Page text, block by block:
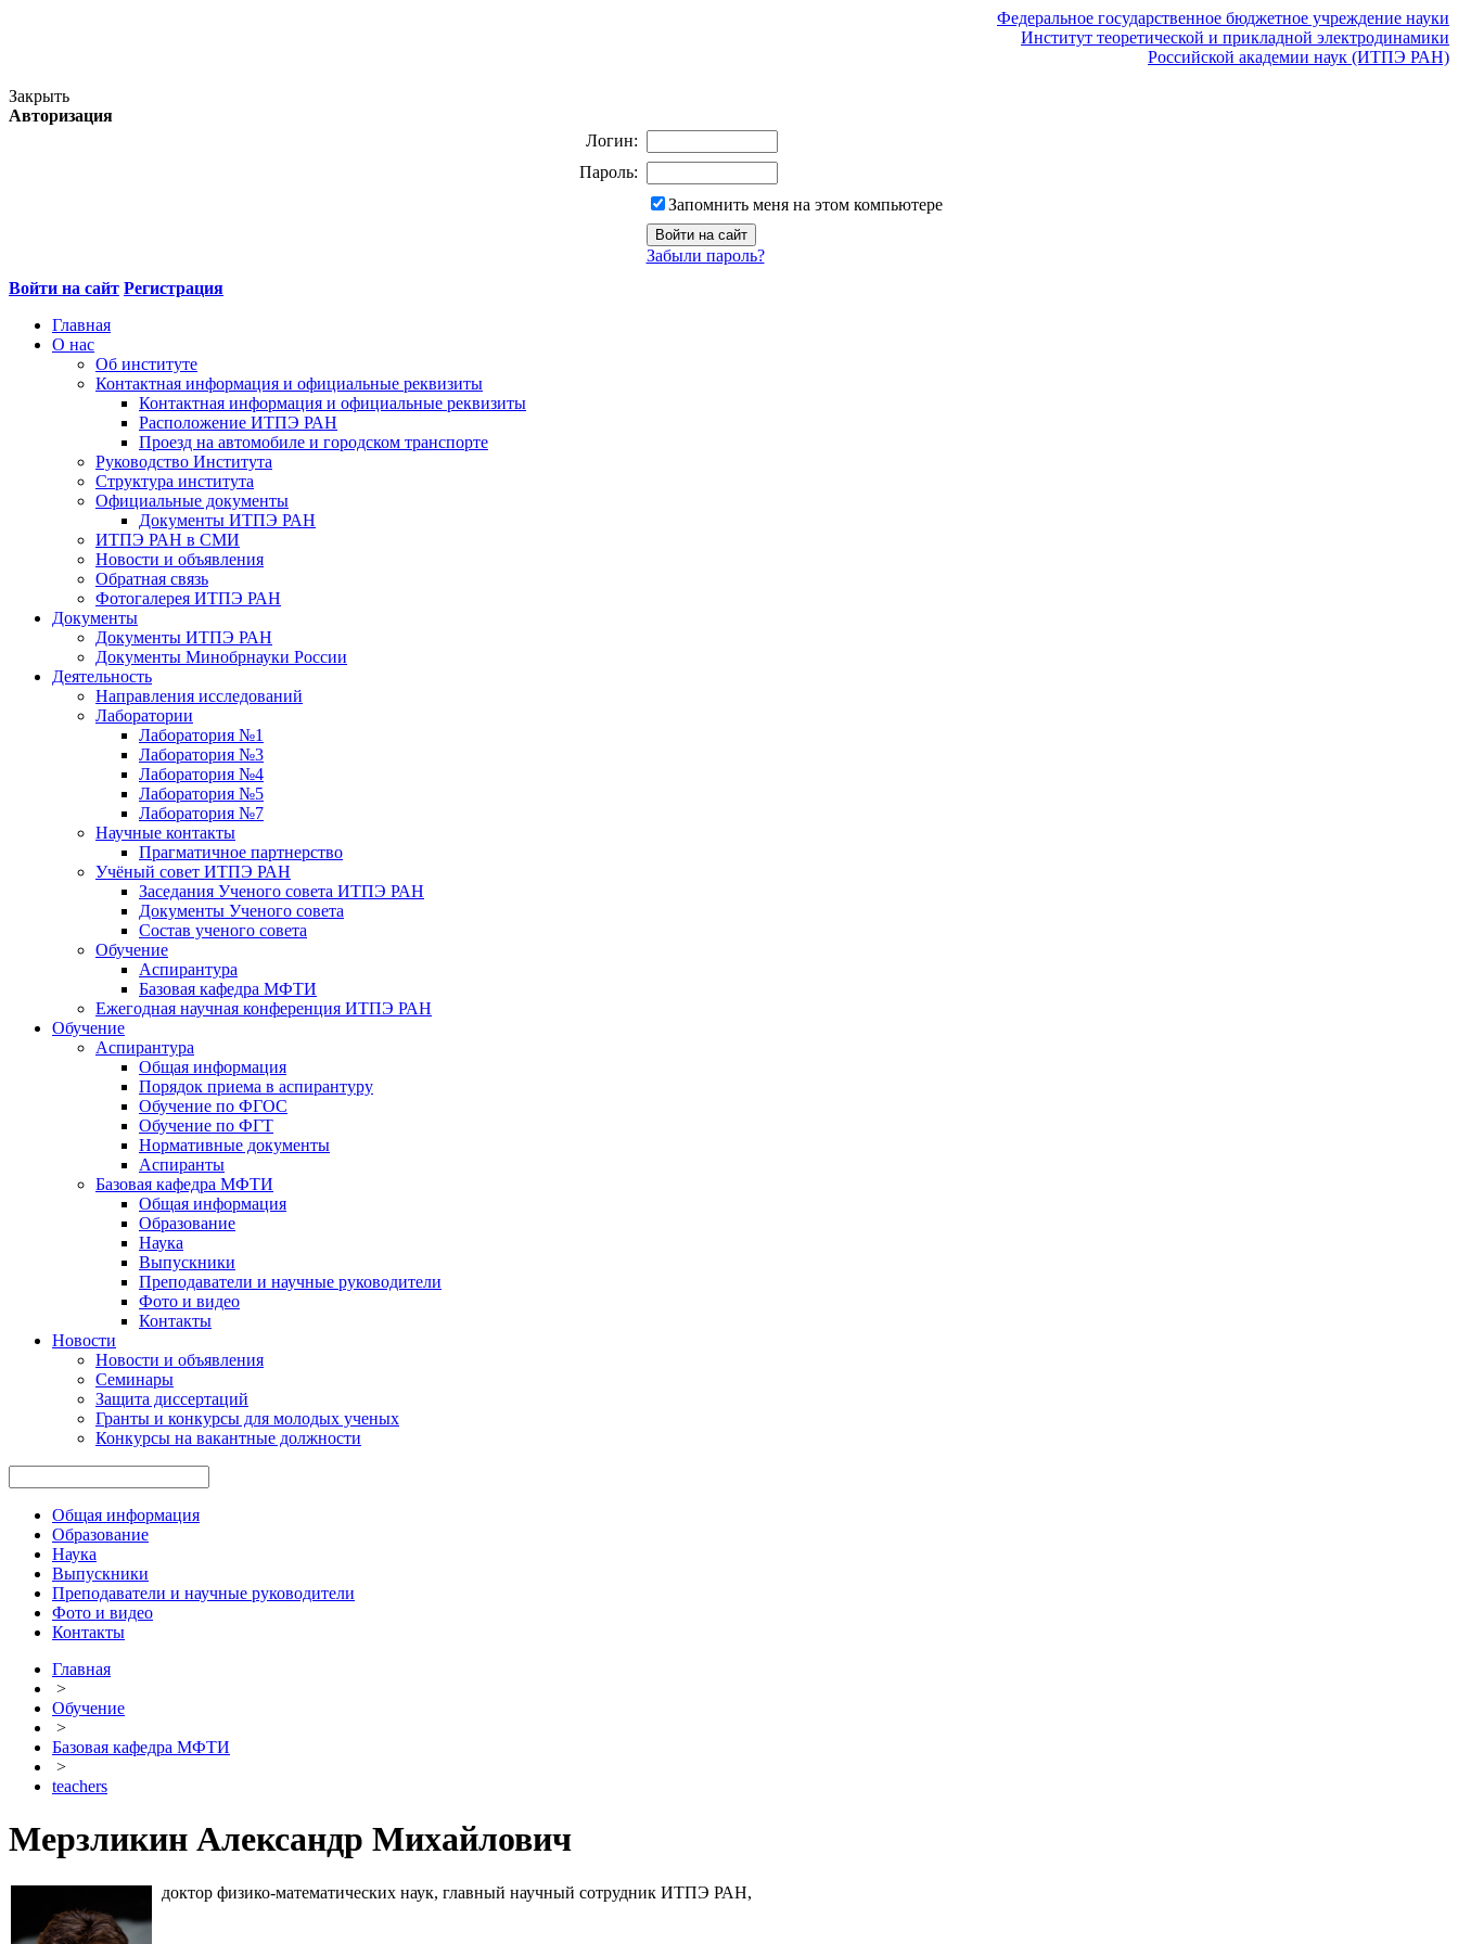
Федеральное государственное бюджетное учреждение науки
Институт теоретической и прикладной электродинамики
Российской академии наук (ИТПЭ РАН)
Закрыть
Авторизация
Логин:
Пароль:
Запомнить меня на этом компьютере
Забыли пароль?
Войти на сайт Регистрация
Главная
О нас
Об институте
Контактная информация и официальные реквизиты
Контактная информация и официальные реквизиты
Расположение ИТПЭ РАН
Проезд на автомобиле и городском транспорте
Руководство Института
Структура института
Официальные документы
Документы ИТПЭ РАН
ИТПЭ РАН в СМИ
Новости и объявления
Обратная связь
Фотогалерея ИТПЭ РАН
Документы
Документы ИТПЭ РАН
Документы Минобрнауки России
Деятельность
Направления исследований
Лаборатории
Лаборатория №1
Лаборатория №3
Лаборатория №4
Лаборатория №5
Лаборатория №7
Научные контакты
Прагматичное партнерство
Учёный совет ИТПЭ РАН
Заседания Ученого совета ИТПЭ РАН
Документы Ученого совета
Состав ученого совета
Обучение
Аспирантура
Базовая кафедра МФТИ
Ежегодная научная конференция ИТПЭ РАН
Обучение
Аспирантура
Общая информация
Порядок приема в аспирантуру
Обучение по ФГОС
Обучение по ФГТ
Нормативные документы
Аспиранты
Базовая кафедра МФТИ
Общая информация
Образование
Наука
Выпускники
Преподаватели и научные руководители
Фото и видео
Контакты
Новости
Новости и объявления
Семинары
Защита диссертаций
Гранты и конкурсы для молодых ученых
Конкурсы на вакантные должности
Общая информация
Образование
Наука
Выпускники
Преподаватели и научные руководители
Фото и видео
Контакты
Главная
>
Обучение
>
Базовая кафедра МФТИ
>
teachers
Мерзликин Александр Михайлович
доктор физико-математических наук, главный научный сотрудник ИТПЭ РАН,